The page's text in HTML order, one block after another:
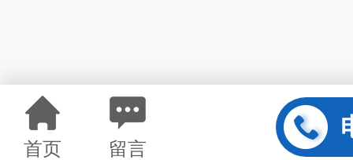
首页 留言